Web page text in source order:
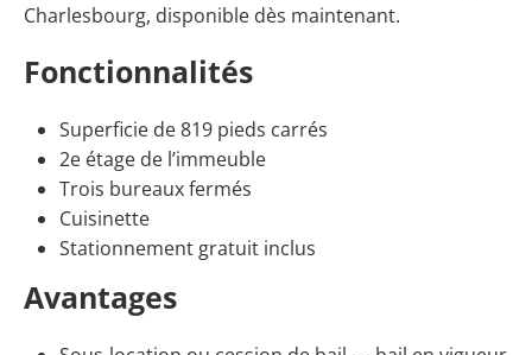
Charlesbourg, disponible dès maintenant.
Fonctionnalités
Superficie de 819 pieds carrés
2e étage de l’immeuble
Trois bureaux fermés
Cuisinette
Stationnement gratuit inclus
Avantages